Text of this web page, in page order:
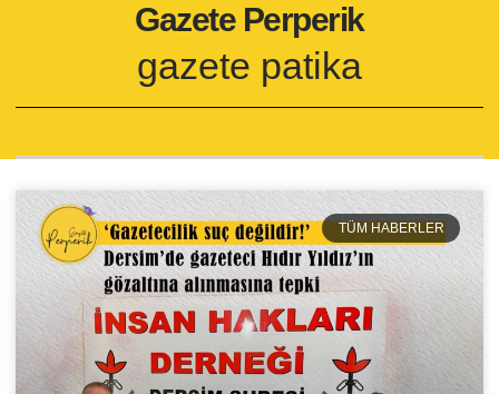
Gazete Perperik
gazete patika
TÜM HABERLER